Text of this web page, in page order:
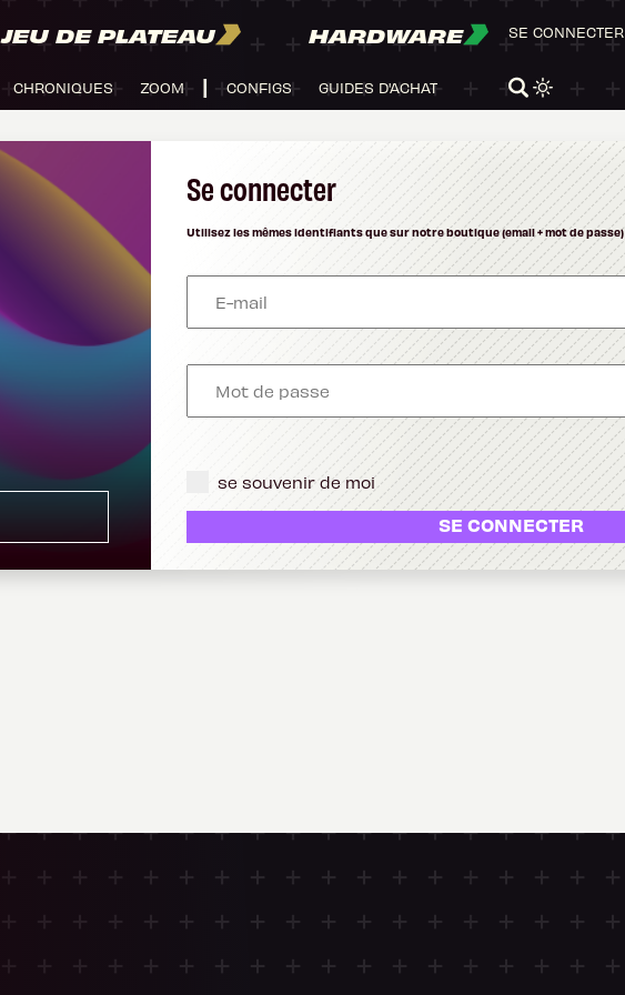
JEU DE PLATEAU HARDWARE
CHRONIQUES ZOOM CONFIGS GUIDES D'ACHAT
SE CONNECTER
Se connecter
Utilisez les mêmes identifiants que sur notre boutique (email + mot de passe)
se souvenir de moi
SE CONNECTER